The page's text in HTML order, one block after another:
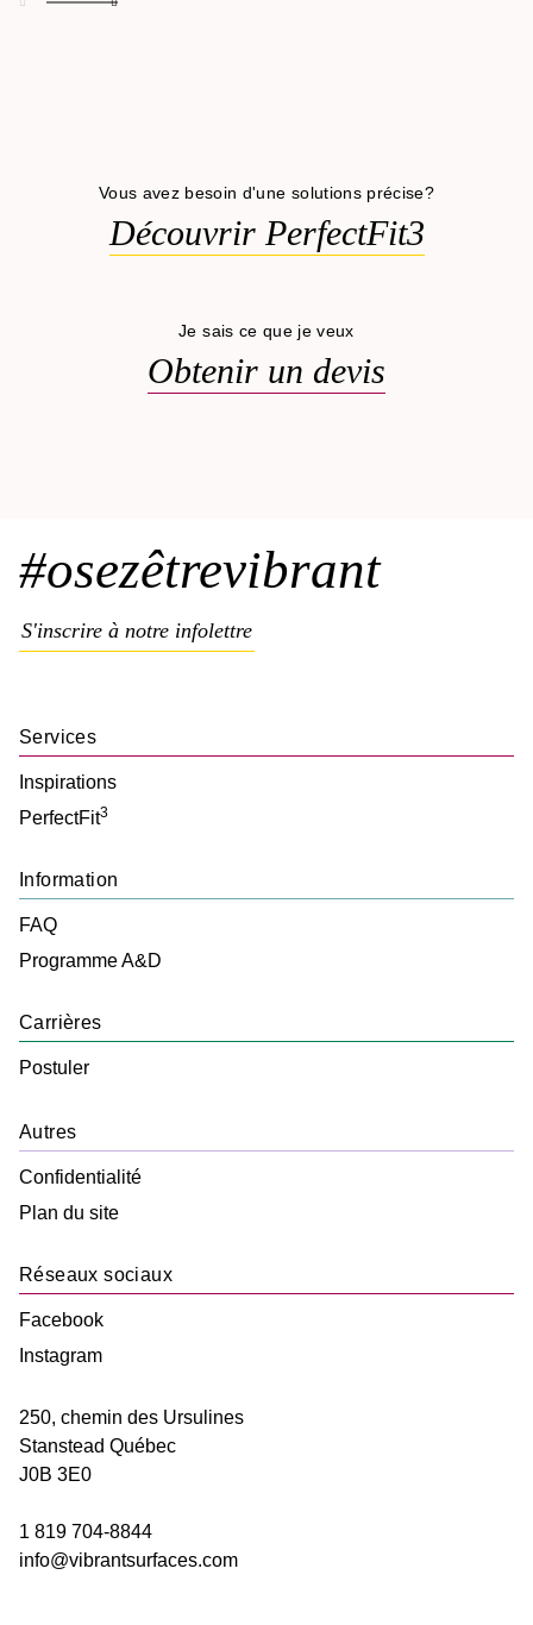
Vous avez besoin d'une solutions précise?
Découvrir PerfectFit3
Je sais ce que je veux
Obtenir un devis
#osezêtrevibrant
S'inscrire à notre infolettre
Services
Inspirations
PerfectFit3
Information
FAQ
Programme A&D
Carrières
Postuler
Réseaux sociaux
Facebook
Instagram
Autres
Confidentialité
Plan du site
250, chemin des Ursulines
Stanstead Québec
J0B 3E0
1 819 704-8844
info@vibrantsurfaces.com